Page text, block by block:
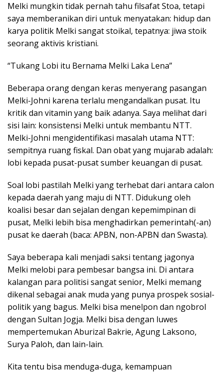
Melki mungkin tidak pernah tahu filsafat Stoa, tetapi
saya memberanikan diri untuk menyatakan: hidup dan
karya politik Melki sangat stoikal, tepatnya: jiwa stoik
seorang aktivis kristiani.
“Tukang Lobi itu Bernama Melki Laka Lena”
Beberapa orang dengan keras menyerang pasangan
Melki-Johni karena terlalu mengandalkan pusat. Itu
kritik dan vitamin yang baik adanya. Saya melihat dari
sisi lain: konsistensi Melki untuk membantu NTT.
Melki-Johni mengidentifikasi masalah utama NTT:
sempitnya ruang fiskal. Dan obat yang mujarab adalah:
lobi kepada pusat-pusat sumber keuangan di pusat.
Soal lobi pastilah Melki yang terhebat dari antara calon
kepada daerah yang maju di NTT. Didukung oleh
koalisi besar dan sejalan dengan kepemimpinan di
pusat, Melki lebih bisa menghadirkan pemerintah(-an)
pusat ke daerah (baca: APBN, non-APBN dan Swasta).
Saya beberapa kali menjadi saksi tentang jagonya
Melki melobi para pembesar bangsa ini. Di antara
kalangan para politisi sangat senior, Melki memang
dikenal sebagai anak muda yang punya prospek sosial-
politik yang bagus. Melki bisa menelpon dan ngobrol
dengan Sultan Jogja. Melki bisa dengan luwes
mempertemukan Aburizal Bakrie, Agung Laksono,
Surya Paloh, dan lain-lain.
Kita tentu bisa menduga-duga, kemampuan